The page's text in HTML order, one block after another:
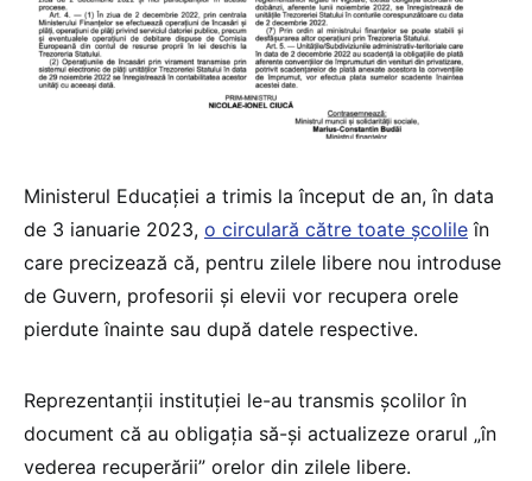
Ministerul Educației a trimis la început de an, în data
de 3 ianuarie 2023, o circulară către toate școlile în
care precizează că, pentru zilele libere nou introduse
de Guvern, profesorii și elevii vor recupera orele
pierdute înainte sau după datele respective.
Reprezentanții instituției le-au transmis școlilor în
document că au obligația să-și actualizeze orarul „în
vederea recuperării” orelor din zilele libere.